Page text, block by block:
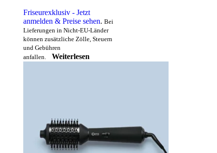
Friseurexklusiv - Jetzt
anmelden & Preise sehen. Bei
Lieferungen in Nicht-EU-Länder
können zusätzliche Zölle, Steuern
und Gebühren
anfallen.
Weiterlesen